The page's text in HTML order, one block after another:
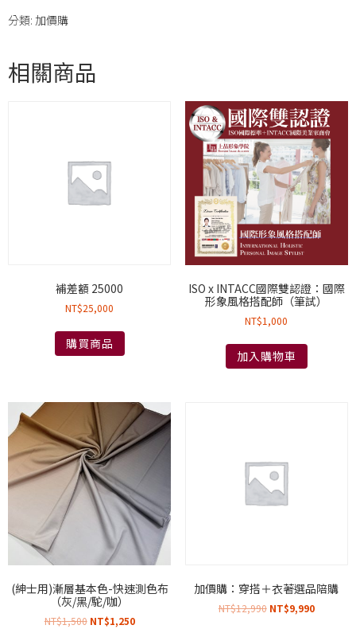
分類: 加價購
相關商品
補差額 25000
NT$25,000
購買商品
ISO x INTACC國際雙認證：國際
形象風格搭配師（筆試）
NT$1,000
加入購物車
(紳士用)漸層基本色-快速測色布
（灰/黑/駝/咖）
NT$1,500 NT$1,250
加價購：穿搭＋衣著選品陪購
NT$12,990 NT$9,990